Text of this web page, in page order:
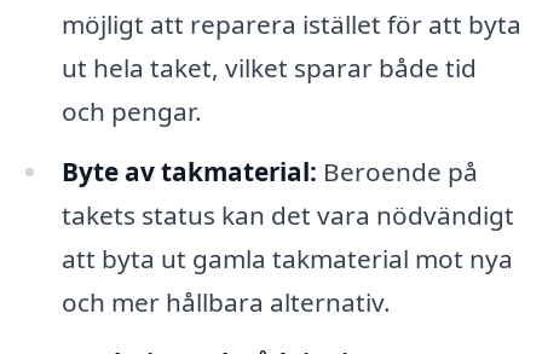
möjligt att reparera istället för att byta
ut hela taket, vilket sparar både tid
och pengar.
Byte av takmaterial: Beroende på
takets status kan det vara nödvändigt
att byta ut gamla takmaterial mot nya
och mer hållbara alternativ.